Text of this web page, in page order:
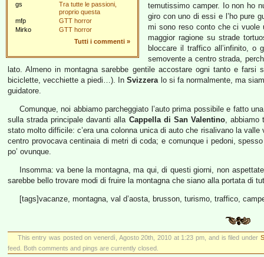
gs
Tra tutte le passioni,
proprio questa
mfp
GTT horror
Mirko
GTT horror
Tutti i commenti »
temutissimo camper. Io non ho
giro con uno di essi e l’ho pure
mi sono reso conto che ci vuole
maggior ragione su strade
bloccare il traffico all’infinito, o
semovente a centro strada,
lato. Almeno in montagna sarebbe gentile accostare ogni tanto e
biciclette, vecchiette a piedi…). InSvizzeralo si fa normalmente, ma
guidatore.
Comunque, noi abbiamo parcheggiato l’auto prima possibile e fatto
sulla strada principale davanti alla Cappella di San Valentino, abbiamo
stato molto difficile: c’era una colonna unica di auto che risalivano la valle
centro provocava centinaia di metri di coda; e comunque i pedoni,
po’ ovunque.
Insomma: va bene la montagna, ma qui, di questi giorni, non
sarebbe bello trovare modi di fruire la montagna che siano alla portata di
[tags]vacanze, montagna, val d’aosta, brusson, turismo, traffico,
This entry was posted on venerdì, Agosto 20th, 2010 at 1:23 pm, and is filed under
feed. Both comments and pings are currently closed.